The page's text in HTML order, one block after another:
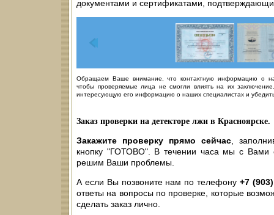
документами и сертификатами,
Обращаем Ваше внимание, что контактную информацию о
чтобы проверяемые лица не смогли влиять на их
интересующую его информацию о наших специалистах и
Заказ проверки на детекторе лжи в Красноярске.
Закажите проверку прямо сейчас ,
кнопку "ГОТОВО". В течении часа мы с Вами
решим Ваши проблемы.
А если Вы позвоните нам по телефону +7
ответы на вопросы по проверке, которые
сделать заказ лично.